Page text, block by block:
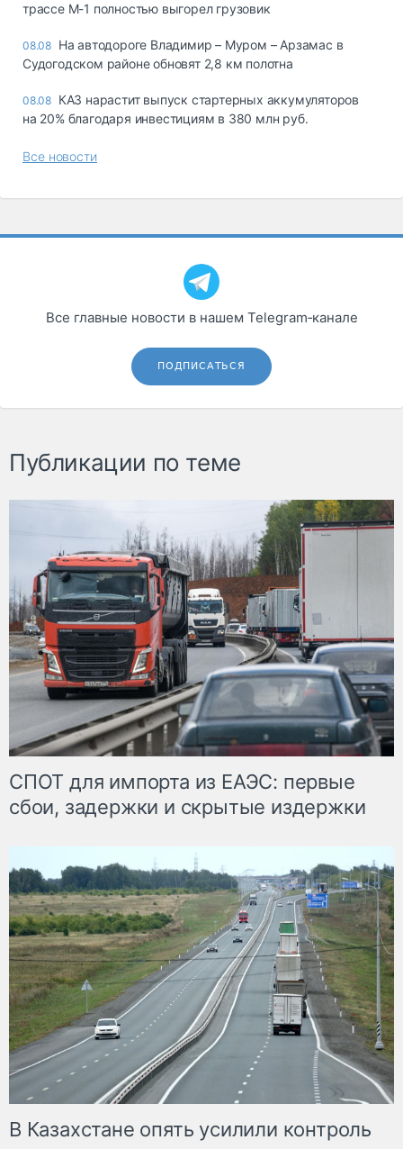
трассе М-1 полностью выгорел грузовик
08.08 На автодороге Владимир – Муром – Арзамас в
Судогодском районе обновят 2,8 км полотна
08.08 КАЗ нарастит выпуск стартерных аккумуляторов
на 20% благодаря инвестициям в 380 млн руб.
Все новости
Все главные новости в нашем Telegram‑канале
ПОДПИСАТЬСЯ
Публикации по теме
СПОТ для импорта из ЕАЭС: первые
сбои, задержки и скрытые издержки
В Казахстане опять усилили контроль